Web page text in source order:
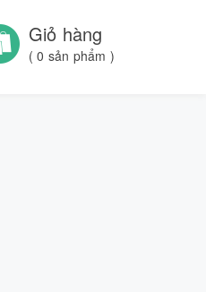
Giỏ hàng
( 0 sản phẩm )